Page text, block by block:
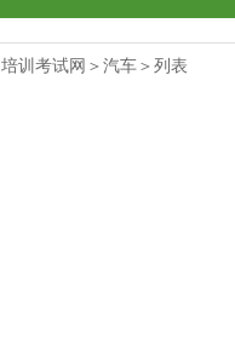
培训考试网 ＞ 汽车 ＞列表